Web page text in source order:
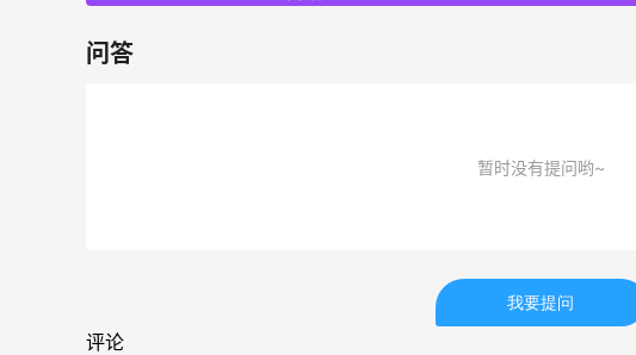
问答
暂时没有提问哟~
我要提问
评论